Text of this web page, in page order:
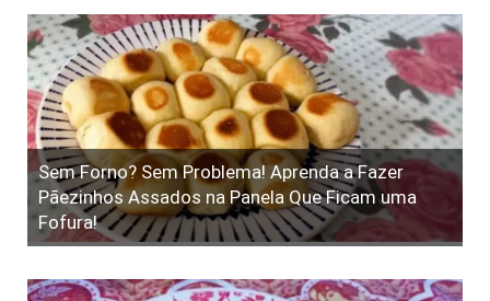
Sem Forno? Sem Problema! Aprenda a Fazer
Pãezinhos Assados na Panela Que Ficam uma
Fofura!